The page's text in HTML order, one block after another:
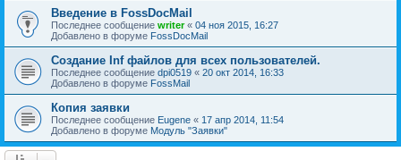
Введение в FossDocMail
Последнее сообщение writer« 04 ноя 2015, 16:27
Добавлено в форуме FossDocMail
Создание Inf файлов для всех пользователей.
Последнее сообщение dpi0519 « 20 окт 2014, 16:33
Добавлено в форуме FossMail
Копия заявки
Последнее сообщение Eugene « 17 апр 2014, 11:54
Добавлено в форуме Модуль "Заявки"